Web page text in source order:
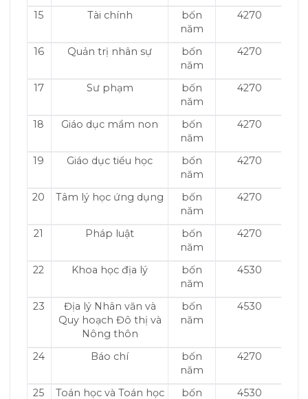
15 Tài chính
bốn
năm
4270
16 Quản trị nhân sự
bốn
năm
4270
17 Sư phạm
bốn
năm
4270
18 Giáo dục mầm non
bốn
năm
4270
19 Giáo dục tiểu học
bốn
năm
4270
20 Tâm lý học ứng dụng
bốn
năm
4270
21 Pháp luật
bốn
năm
4270
22 Khoa học địa lý
bốn
năm
4530
23
Địa lý Nhân văn và
Quy hoạch Đô thị và
Nông thôn
bốn
năm
4530
24 Báo chí
bốn
năm
4270
25
Toán học và Toán học
bốn
4530